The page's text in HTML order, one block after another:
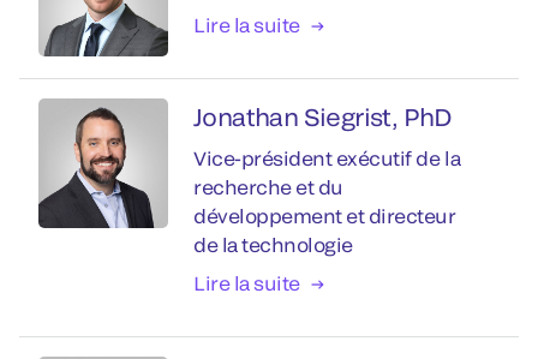
Lire la suite
Jonathan Siegrist, PhD
Vice-président exécutif de la
recherche et du
développement et directeur
de la technologie
Lire la suite